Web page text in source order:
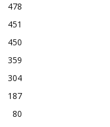
478
451
450
359
304
187
80